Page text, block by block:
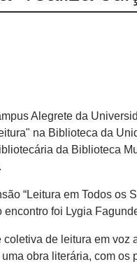
Alegrete da
na Biblioteca da
da Biblioteca
“Leitura em Todos
foi Lygia
de leitura em
obra literária, com